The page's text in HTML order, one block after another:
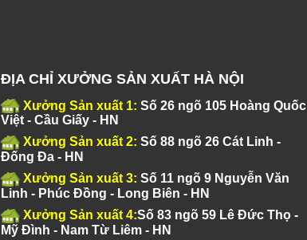
ĐỊA CHỈ XƯỞNG SẢN XUẤT HÀ NỘI
Xưởng Sản xuất 1: Số 26 ngõ 105 Hoàng Quốc
Việt - Cầu Giấy - HN
Xưởng Sản xuất 2: Số 88 ngõ 26 Cát Linh -
Đống Đa - HN
Xưởng Sản xuất 3: Số 11 ngõ 9 Nguyễn Văn
Linh - Phúc Đồng - Long Biên - HN
Xưởng Sản xuất 4:Số 83 ngõ 59 Lê Đức Thọ -
Mỹ Đình - Nam Từ Liêm - HN